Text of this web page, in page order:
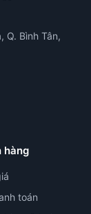
Q. Bình Tân,
hàng
toán